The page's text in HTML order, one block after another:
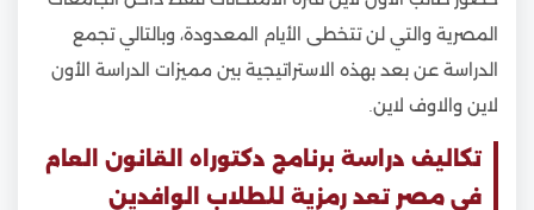
المصرية والتي لن تتخطى الأيام المعدودة، وبالتالي تجمع
الدراسة عن بعد بهذه الاستراتيجية بين مميزات الدراسة الأون
لاين والاوف لاين.
تكاليف دراسة برنامج دكتوراه القانون العام
فى مصر تعد رمزية للطلاب الوافدين